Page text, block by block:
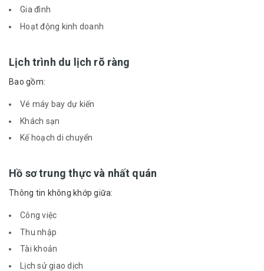
Gia đình
Hoạt động kinh doanh
Lịch trình du lịch rõ ràng
Bao gồm:
Vé máy bay dự kiến
Khách sạn
Kế hoạch di chuyển
Hồ sơ trung thực và nhất quán
Thông tin không khớp giữa:
Công việc
Thu nhập
Tài khoản
Lịch sử giao dịch